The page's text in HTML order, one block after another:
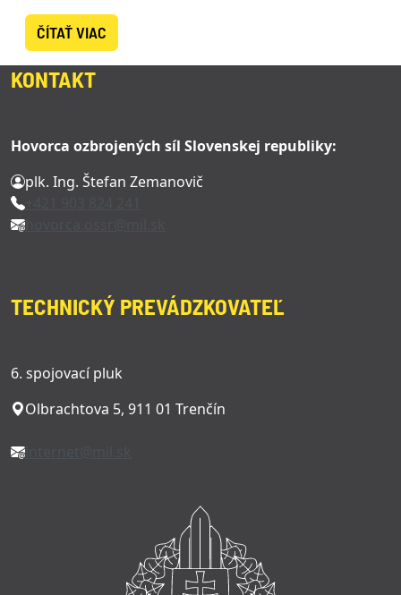
ČÍTAŤ VIAC
KONTAKT
Hovorca ozbrojených síl Slovenskej republiky:
plk. Ing. Štefan Zemanovič
TECHNICKÝ PREVÁDZKOVATEĽ
6. spojovací pluk
Olbrachtova 5, 911 01 Trenčín